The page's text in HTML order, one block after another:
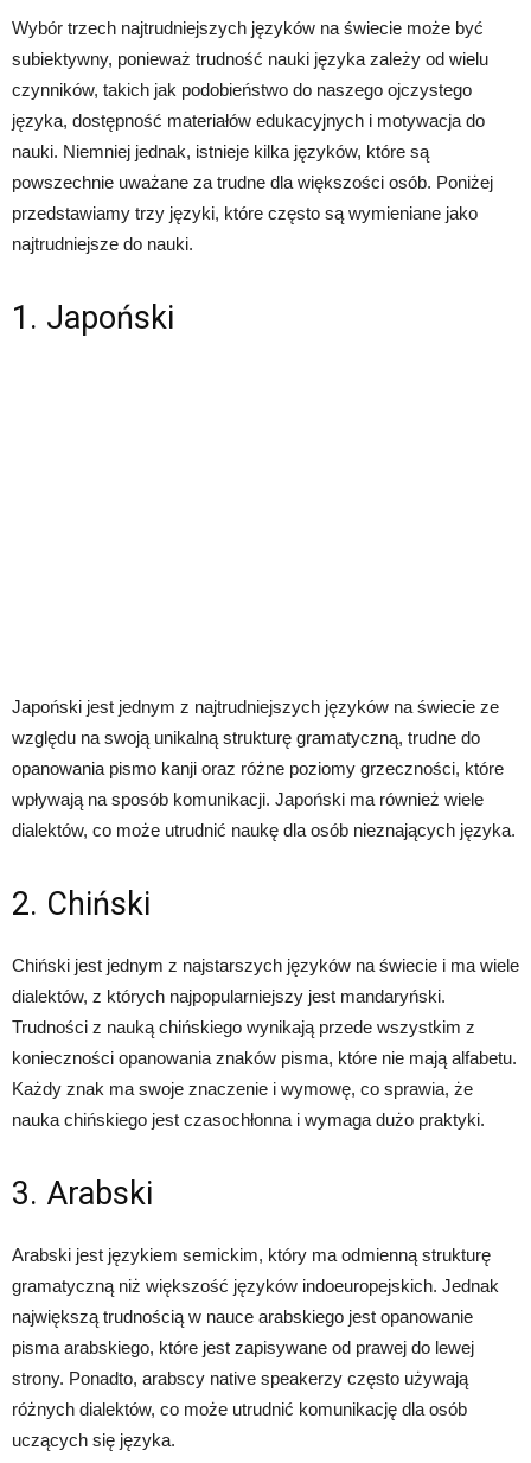
Wybór trzech najtrudniejszych języków na świecie może być
subiektywny, ponieważ trudność nauki języka zależy od wielu
czynników, takich jak podobieństwo do naszego ojczystego
języka, dostępność materiałów edukacyjnych i motywacja do
nauki. Niemniej jednak, istnieje kilka języków, które są
powszechnie uważane za trudne dla większości osób. Poniżej
przedstawiamy trzy języki, które często są wymieniane jako
najtrudniejsze do nauki.
1. Japoński
Japoński jest jednym z najtrudniejszych języków na świecie ze
względu na swoją unikalną strukturę gramatyczną, trudne do
opanowania pismo kanji oraz różne poziomy grzeczności, które
wpływają na sposób komunikacji. Japoński ma również wiele
dialektów, co może utrudnić naukę dla osób nieznających języka.
2. Chiński
Chiński jest jednym z najstarszych języków na świecie i ma wiele
dialektów, z których najpopularniejszy jest mandaryński.
Trudności z nauką chińskiego wynikają przede wszystkim z
konieczności opanowania znaków pisma, które nie mają alfabetu.
Każdy znak ma swoje znaczenie i wymowę, co sprawia, że
nauka chińskiego jest czasochłonna i wymaga dużo praktyki.
3. Arabski
Arabski jest językiem semickim, który ma odmienną strukturę
gramatyczną niż większość języków indoeuropejskich. Jednak
największą trudnością w nauce arabskiego jest opanowanie
pisma arabskiego, które jest zapisywane od prawej do lewej
strony. Ponadto, arabscy native speakerzy często używają
różnych dialektów, co może utrudnić komunikację dla osób
uczących się języka.